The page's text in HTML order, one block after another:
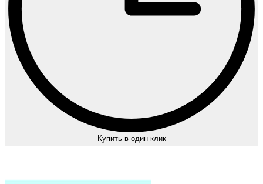
Купить в один клик